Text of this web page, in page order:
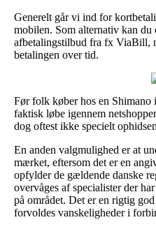
Generelt går vi ind for
mobilen. Som alternativ kan du
afbetalingstilbud fra fx ViaBill,
betalingen over tid.
Før folk køber hos en Shimano
faktisk løbe igennem
dog oftest ikke specielt
En anden valgmulighed er at
mærket, eftersom det er en
opfylder de gældende danske
overvåges af specialister der
på området. Det er en rigtig
forvoldes vanskeligheder i